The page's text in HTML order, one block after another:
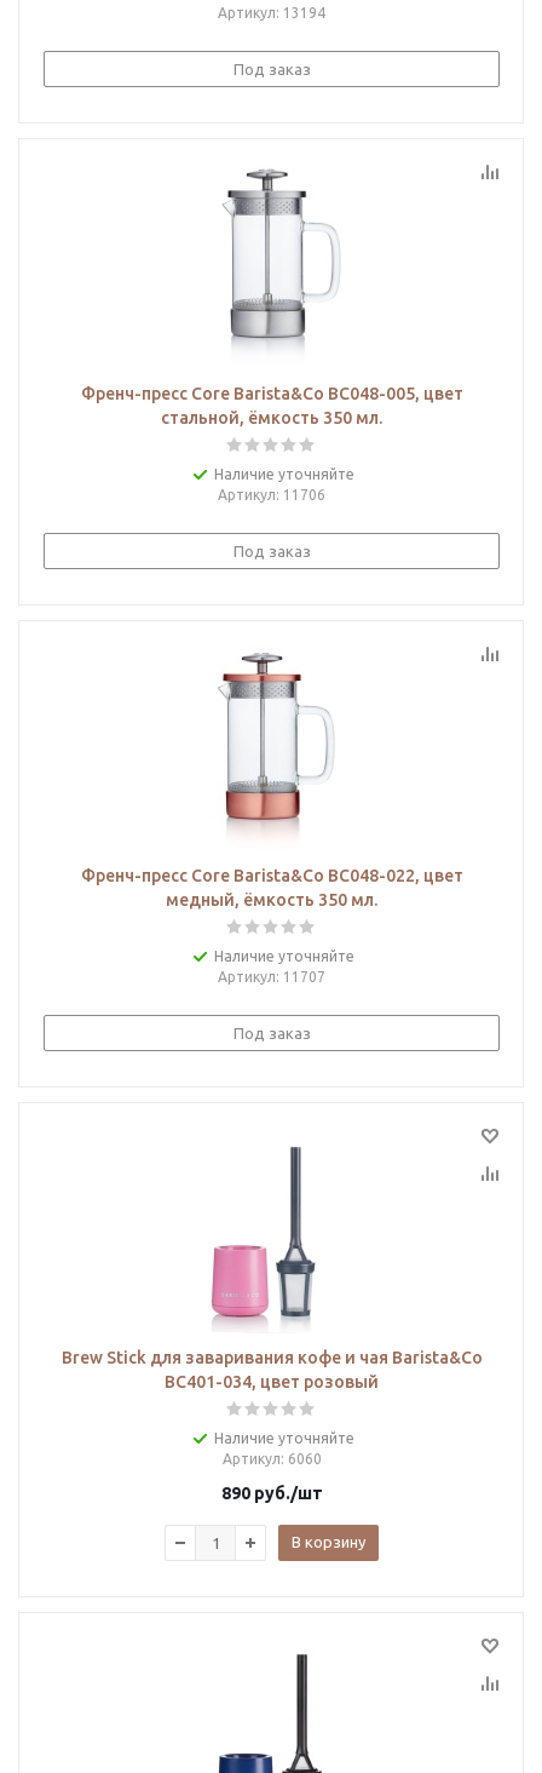
Артикул: 13194
Под заказ
Френч-пресс Core Barista&Co BC048-005, цвет
стальной, ёмкость 350 мл.
Наличие уточняйте
Артикул: 11706
Под заказ
Френч-пресс Core Barista&Co BC048-022, цвет
медный, ёмкость 350 мл.
Наличие уточняйте
Артикул: 11707
Под заказ
Brew Stick для заваривания кофе и чая Barista&Co
BC401-034, цвет розовый
Наличие уточняйте
Артикул: 6060
890руб./шт
В корзину